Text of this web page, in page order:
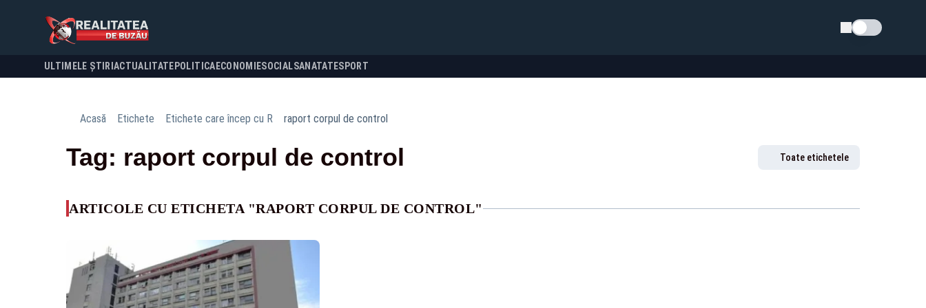
Schimba tema
ULTIMELE ȘTIRI ACTUALITATE POLITICA ECONOMIESOCIALSANATATESPORT
Acasă Etichete Etichete care încep cu R raport corpul de control
Tag: raport corpul de control Toate etichetele
ARTICOLE CU ETICHETA "RAPORT CORPUL DE CONTROL"